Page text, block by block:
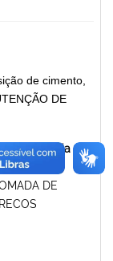
de cimento,
DE
da
DE